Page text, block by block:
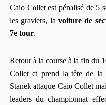
Caio Collet est pénalisé de 5
les graviers, lavoiture de
7e tour.
Retour à la course à la fin du
Collet et prend la tête de la
Stanek attaque Caio Collet
leaders du championnat